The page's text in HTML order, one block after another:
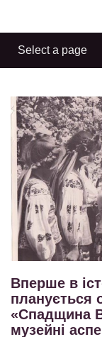
Вперше в
планується
«Спадщина
музейні